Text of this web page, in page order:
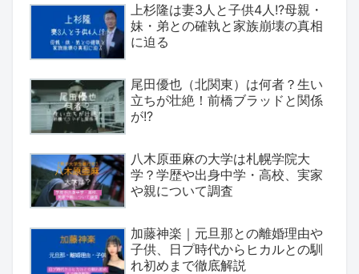
上杉隆は妻3人と子供4人!?母親・
妹・弟との確執と家族崩壊の真相
に迫る
尾田優也（北関東）は何者？生い
立ちが壮絶！前橋ブラッドと関係
が!?
八木原亜麻の大学は札幌学院大
学？学歴や出身中学・高校、実家
や親について調査
加藤神楽｜元旦那との離婚理由や
子供、日プ時代からヒカルとの馴
れ初めまで徹底解説